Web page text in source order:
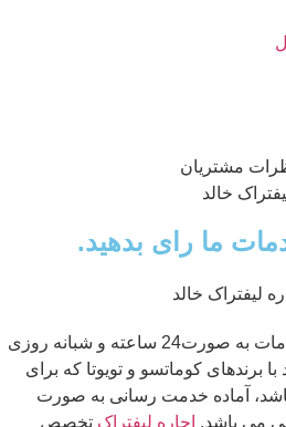
ما رای بدهید.
بیست سال تجربه بابهترین خدمات به صورت24 ساعته و شبانه روزی
برندهای کوماتسو و تویوتا که برای
۲۰۰۶ تا ۲۰۱۷ می باشد، آماده خدمت رسانی به صورت
می باشد. اجاره لیفتراک تخصص